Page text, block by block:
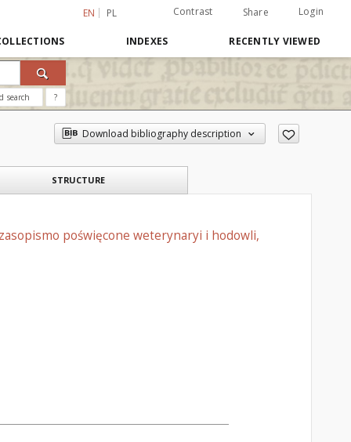
EN PL Contrast Share Login
INDEXES RECENTLY VIEWED
search ?
Download bibliography description
STRUCTURE
poświęcone weterynaryi i hodowli,